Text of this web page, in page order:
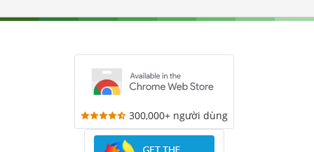
300,000+ người dùng